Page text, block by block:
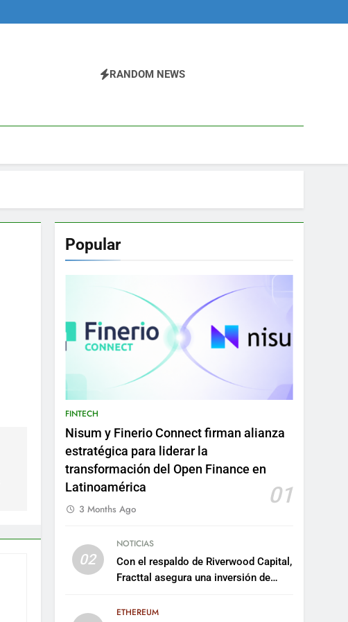
RANDOM NEWS
Popular
FINTECH
Nisum y Finerio Connect firman alianza
estratégica para liderar la
transformación del Open Finance en
Latinoamérica
01
3 Months Ago
02
NOTICIAS
Con el respaldo de Riverwood Capital,
Fracttal asegura una inversión de
plataforma
ETHEREUM